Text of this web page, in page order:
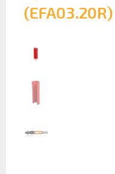
(EFA03.20R)